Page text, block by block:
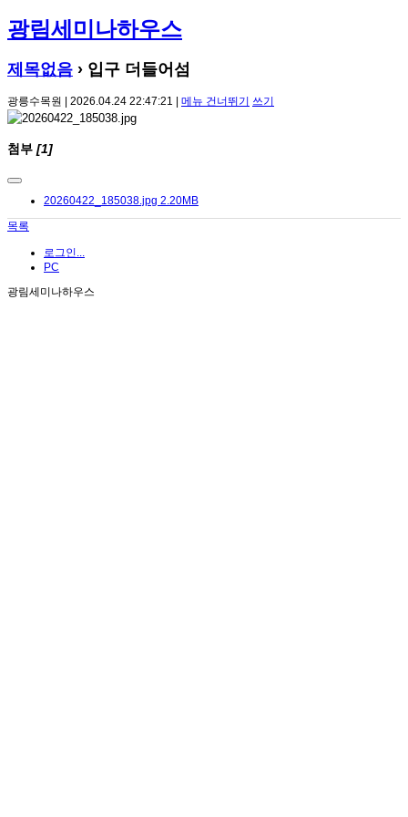
광림세미나하우스
제목없음 › 입구 더들어섬
광릉수목원 | 2026.04.24 22:47:21 | 메뉴 건너뛰기 쓰기
첨부 [1]
20260422_185038.jpg 2.20MB
목록
로그인...
PC
광림세미나하우스